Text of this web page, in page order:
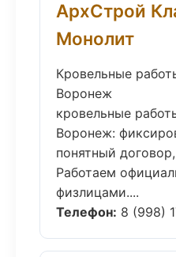
АрхСтрой
Монолит
Кровельные
Воронеж
кровельные
Воронеж:
понятный
Работаем
физлицами....
Телефон: 8 (998)